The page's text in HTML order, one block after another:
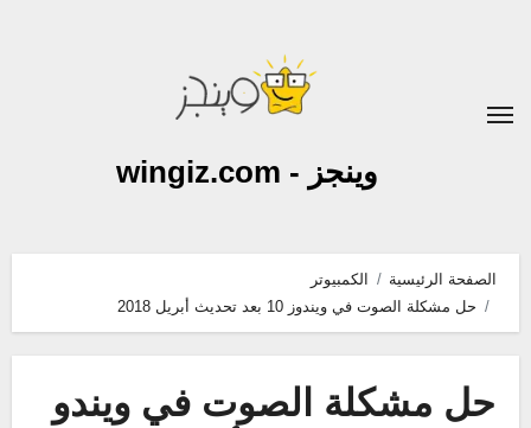
وينجز - wingiz.com
الصفحة الرئيسية
الكمبيوتر
حل مشكلة الصوت في ويندوز 10 بعد تحديث أبريل 2018
حل مشكلة الصوت في ويندو